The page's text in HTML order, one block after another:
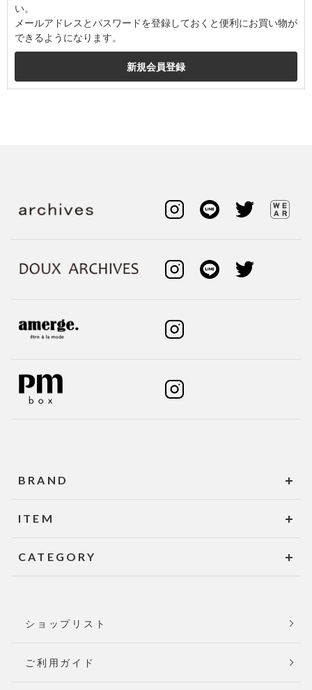
い。
メールアドレスとパスワードを登録しておくと便利にお買い物が
できるようになります。
BRAND
ITEM
CATEGORY
ショップリスト
ご利用ガイド